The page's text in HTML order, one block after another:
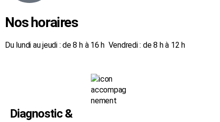
Nos horaires
Du lundi au jeudi : de 8 h à 16 h Vendredi : de 8 h à 12 h
Diagnostic &